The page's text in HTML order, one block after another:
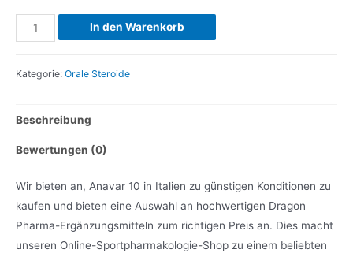
Anavar
10
In den Warenkorb
Kategorie: Orale Steroide
Beschreibung
Bewertungen (0)
Wir bieten an, Anavar 10 in Italien zu günstigen Konditionen zu
kaufen und bieten eine Auswahl an hochwertigen Dragon
Pharma-Ergänzungsmitteln zum richtigen Preis an. Dies macht
unseren Online-Sportpharmakologie-Shop zu einem beliebten